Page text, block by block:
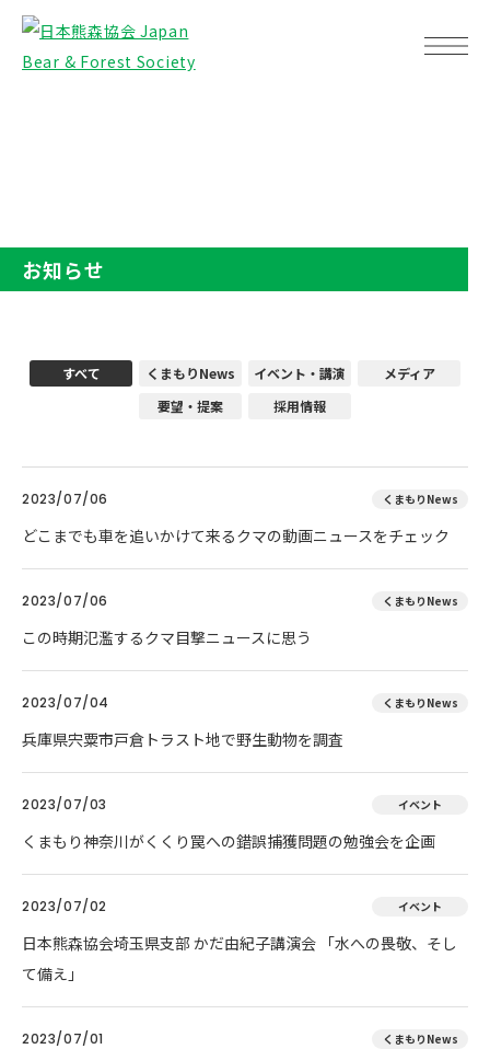
お知らせ
すべて くまもりNews イベント・講演
メディア
要望・提案
採用情報
2023/07/06 くまもりNews
どこまでも車を追いかけて来るクマの動画ニュースをチェック
2023/07/06 くまもりNews
この時期氾濫するクマ目撃ニュースに思う
2023/07/04 くまもりNews
兵庫県宍粟市戸倉トラスト地で野生動物を調査
2023/07/03 イベント
くまもり神奈川がくくり罠への錯誤捕獲問題の勉強会を企画
2023/07/02 イベント
日本熊森協会埼玉県支部 かだ由紀子講演会 「水への畏敬、そし
て備え」
2023/07/01 くまもりNews